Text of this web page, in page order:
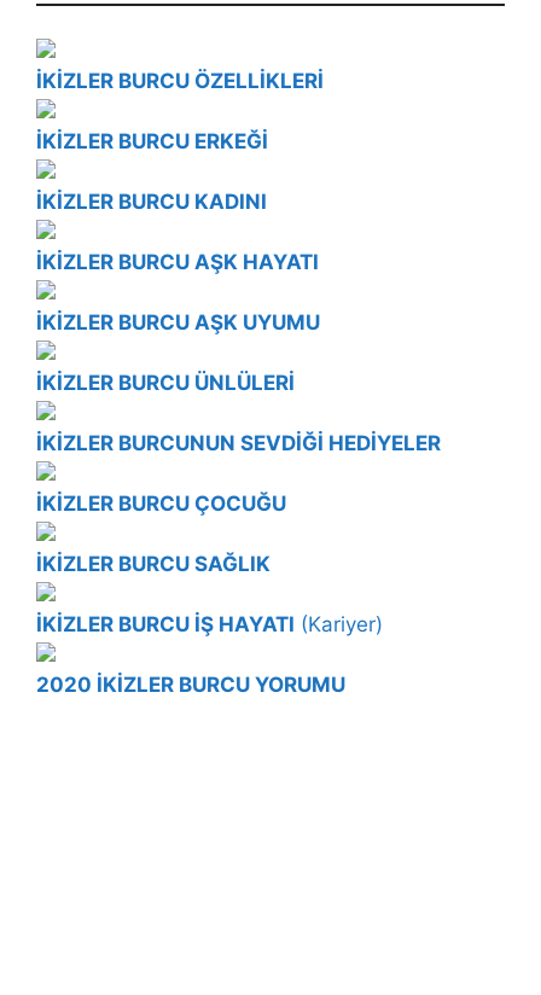
İKİZLER BURCU ÖZELLİKLERİ
İKİZLER BURCU ERKEĞİ
İKİZLER BURCU KADINI
İKİZLER BURCU AŞK HAYATI
İKİZLER BURCU AŞK UYUMU
İKİZLER BURCU ÜNLÜLERİ
İKİZLER BURCUNUN SEVDİĞİ HEDİYELER
İKİZLER BURCU ÇOCUĞU
İKİZLER BURCU SAĞLIK
İKİZLER BURCU İŞ HAYATI (Kariyer)
2020 İKİZLER BURCU YORUMU